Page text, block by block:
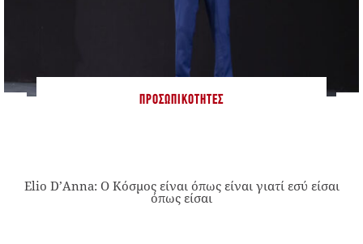
ΠΡΟΣΩΠΙΚΌΤΗΤΕΣ
Elio D’Anna: Ο Κόσμος είναι όπως είναι γιατί εσύ είσαι
όπως είσαι